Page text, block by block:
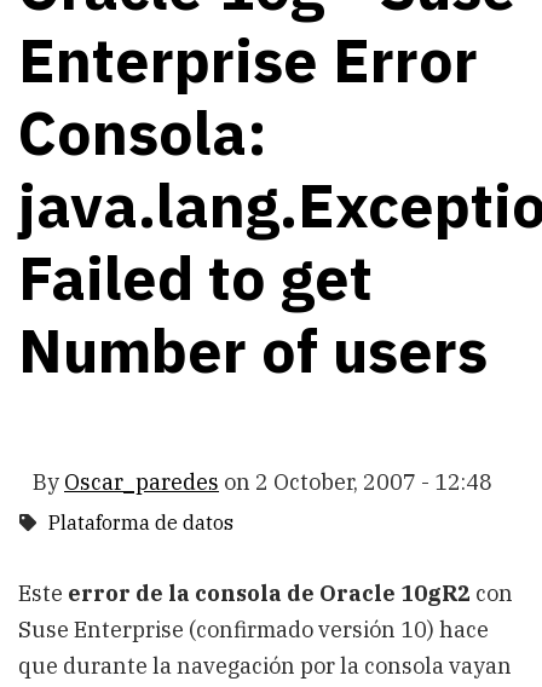
Enterprise Error
Consola:
Failed to get
Number of users
By Oscar_paredes on 2 October, 2007 - 12:48
Plataforma de datos
Este error de la consola de Oracle 10gR2 con
Suse Enterprise (confirmado versión 10) hace
que durante la navegación por la consola vayan